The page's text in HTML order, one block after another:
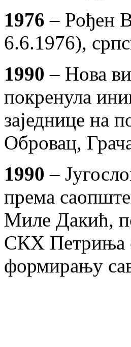
1976 – Рођен
6.6.1976),
1990 – Нова
покренула
заједнице на
Обровац,
1990 –
према
Миле Дакић,
СКХ Петриња
формирању